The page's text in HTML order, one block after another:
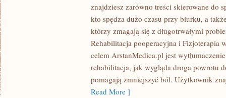
REHABILITACJI
znajdziesz zarówno treści skierowane do
kto spędza dużo czasu przy biurku, a
którzy zmagają się z długotrwałymi
Rehabilitacja pooperacyjna i Fizjoterapia
celem ArstanMedica.pl jest
rehabilitacja, jak wygląda droga powrotu
pomagają zmniejszyć ból. Użytkownik
Read More ]